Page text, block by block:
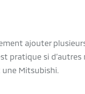
ajouter
pratique si d’autres
Mitsubishi.